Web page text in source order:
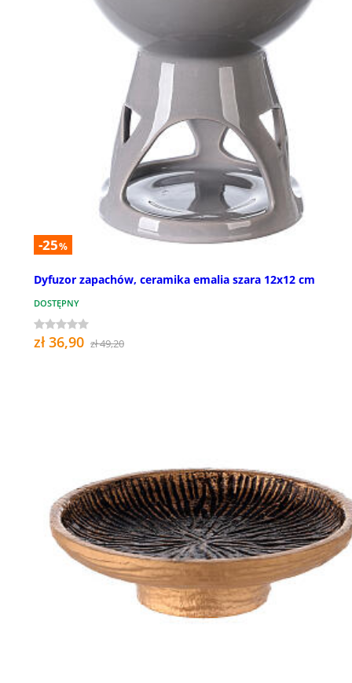
-25%
Dyfuzor zapachów, ceramika emalia szara 12x12 cm
DOSTĘPNY
zł 36,90 zł 49,20